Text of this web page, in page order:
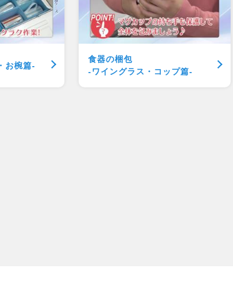
お椀篇-
食器の梱包
-ワイングラス・コップ篇-